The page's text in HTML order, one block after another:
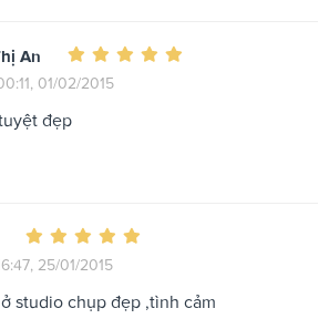
An
01/02/2015
đẹp
25/01/2015
studio chụp đẹp ,tình cảm